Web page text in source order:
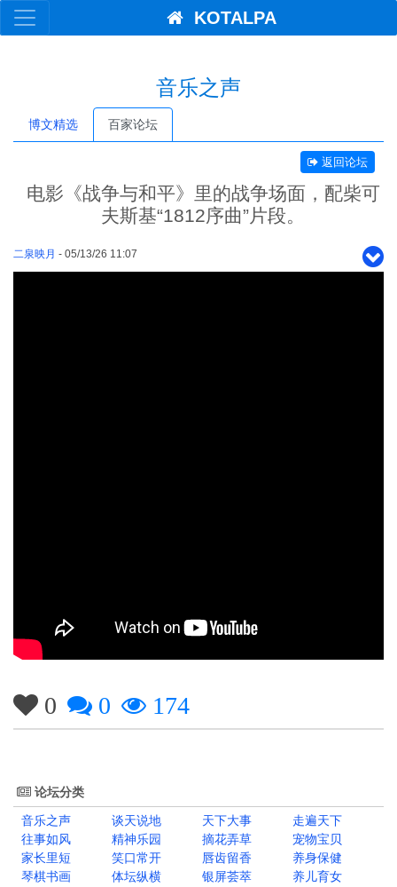
KOTALPA
音乐之声
博文精选 百家论坛
返回论坛
电影《战争与和平》里的战争场面，配柴可
夫斯基“1812序曲”片段。
二泉映月 - 05/13/26 11:07
0 0 174
论坛分类
音乐之声
谈天说地 天下大事
走遍天下
往事如风
精神乐园 摘花弄草
宠物宝贝
家长里短
笑口常开 唇齿留香
养身保健
琴棋书画
体坛纵横 银屏荟萃
养儿育女